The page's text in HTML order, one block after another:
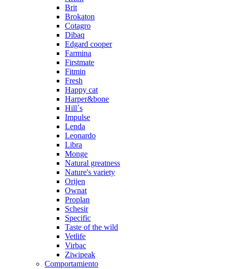
Brit
Brokaton
Cotagro
Dibaq
Edgard cooper
Farmina
Firstmate
Fitmin
Fresh
Happy cat
Harper&bone
Hill´s
Impulse
Lenda
Leonardo
Libra
Monge
Natural greatness
Nature's variety
Orijen
Ownat
Proplan
Schesir
Specific
Taste of the wild
Vetlife
Virbac
Ziwipeak
Comportamiento